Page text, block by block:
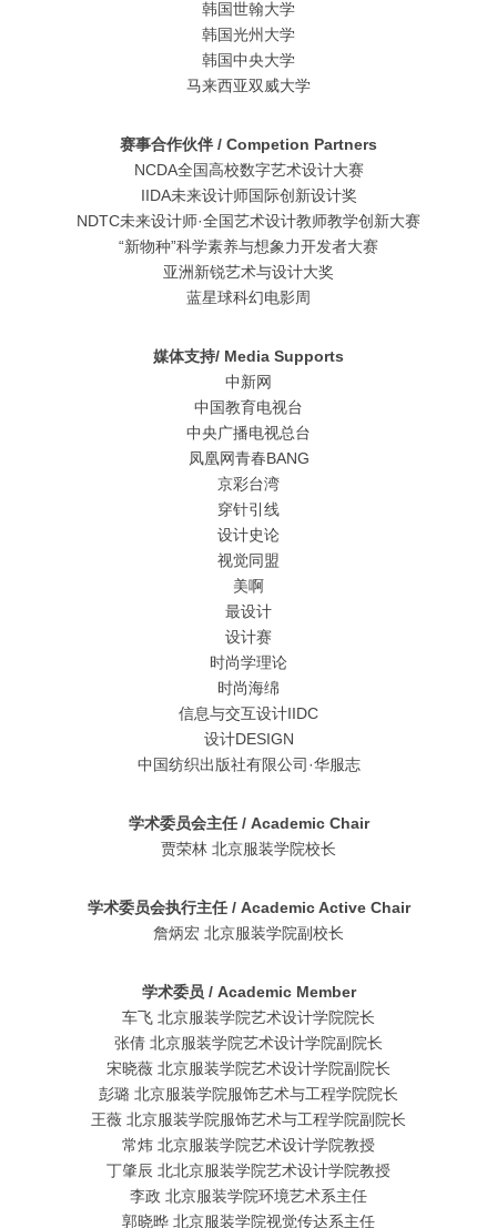
韩国世翰大学
韩国光州大学
韩国中央大学
马来西亚双威大学
赛事合作伙伴 / Competion Partners
NCDA全国高校数字艺术设计大赛
IIDA未来设计师国际创新设计奖
NDTC未来设计师·全国艺术设计教师教学创新大赛
“新物种”科学素养与想象力开发者大赛
亚洲新锐艺术与设计大奖
蓝星球科幻电影周
媒体支持/ Media Supports
中新网
中国教育电视台
中央广播电视总台
凤凰网青春BANG
京彩台湾
穿针引线
设计史论
视觉同盟
美啊
最设计
设计赛
时尚学理论
时尚海绵
信息与交互设计IIDC
设计DESIGN
中国纺织出版社有限公司·华服志
学术委员会主任 / Academic Chair
贾荣林 北京服装学院校长
学术委员会执行主任 / Academic Active Chair
詹炳宏 北京服装学院副校长
学术委员 / Academic Member
车飞 北京服装学院艺术设计学院院长
张倩 北京服装学院艺术设计学院副院长
宋晓薇 北京服装学院艺术设计学院副院长
彭璐 北京服装学院服饰艺术与工程学院院长
王薇 北京服装学院服饰艺术与工程学院副院长
常炜 北京服装学院艺术设计学院教授
丁肇辰 北北京服装学院艺术设计学院教授
李政 北京服装学院环境艺术系主任
郭晓晔 北京服装学院视觉传达系主任